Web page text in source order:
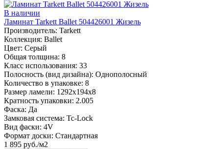
В наличии
Ламинат Tarkett Ballet 504426001 Жизель
Производитель: Tarkett
Коллекция: Ballet
Цвет: Серый
Общая толщина: 8
Класс использования: 33
Полосность (вид дизайна): Однополосный
Количество в упаковке: 8
Размер ламели: 1292х194х8
Кратность упаковки: 2.005
Фаска: Да
Замковая система: Tc-Lock
Вид фаски: 4V
Формат доски: Стандартная
1 895 руб./м2